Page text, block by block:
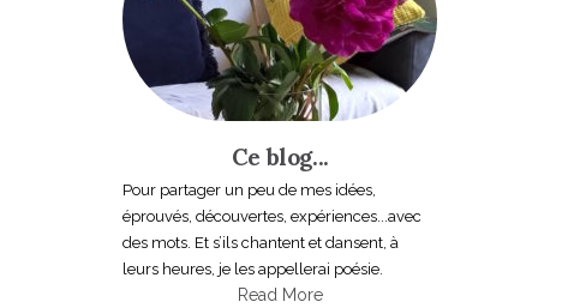
Ce blog...
Pour partager un peu de mes idées,
éprouvés, découvertes, expériences...avec
des mots. Et s’ils chantent et dansent, à
leurs heures, je les appellerai poésie.
Read More